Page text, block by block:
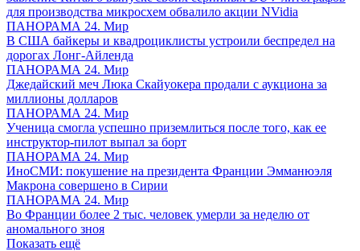
для производства микросхем обвалило акции NVidia
ПАНОРАМА 24. Мир
В США байкеры и квадроциклисты устроили беспредел на
дорогах Лонг-Айленда
ПАНОРАМА 24. Мир
Джедайский меч Люка Скайуокера продали с аукциона за
миллионы долларов
ПАНОРАМА 24. Мир
Ученица смогла успешно приземлиться после того, как ее
инструктор-пилот выпал за борт
ПАНОРАМА 24. Мир
ИноСМИ: покушение на президента Франции Эмманюэля
Макрона совершено в Сирии
ПАНОРАМА 24. Мир
Во Франции более 2 тыс. человек умерли за неделю от
аномального зноя
Показать ещё